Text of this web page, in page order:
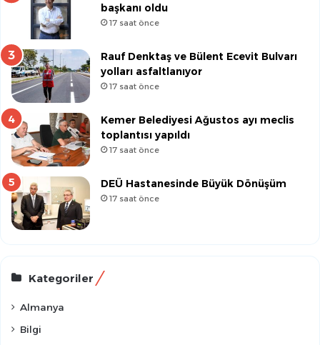
başkanı oldu
17 saat önce
Rauf Denktaş ve Bülent Ecevit Bulvarı
yolları asfaltlanıyor
17 saat önce
Kemer Belediyesi Ağustos ayı meclis
toplantısı yapıldı
17 saat önce
DEÜ Hastanesinde Büyük Dönüşüm
17 saat önce
Kategoriler
Almanya
Bilgi